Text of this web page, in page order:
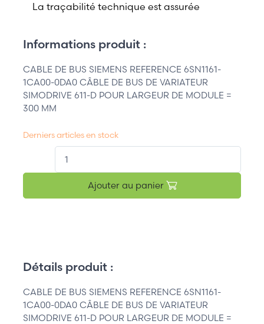
La traçabilité technique est assurée
Informations produit :
CABLE DE BUS SIEMENS REFERENCE 6SN1161-
1CA00-0DA0 CÂBLE DE BUS DE VARIATEUR
SIMODRIVE 611-D POUR LARGEUR DE MODULE =
300 MM
Derniers articles en stock
Ajouter au panier
Détails produit :
CABLE DE BUS SIEMENS REFERENCE 6SN1161-
1CA00-0DA0 CÂBLE DE BUS DE VARIATEUR
SIMODRIVE 611-D POUR LARGEUR DE MODULE =